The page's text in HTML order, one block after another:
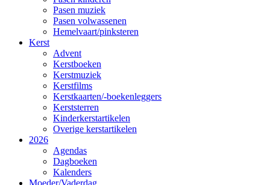
Pasen muziek
Pasen volwassenen
Hemelvaart/pinksteren
Kerst
Advent
Kerstboeken
Kerstmuziek
Kerstfilms
Kerstkaarten/-boekenleggers
Kerststerren
Kinderkerstartikelen
Overige kerstartikelen
2026
Agendas
Dagboeken
Kalenders
Moeder/Vaderdag